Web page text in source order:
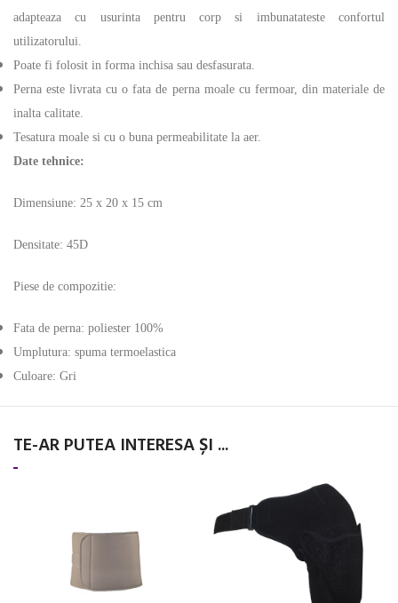
adapteaza cu usurinta pentru corp si imbunatateste confortul
utilizatorului.
Poate fi folosit in forma inchisa sau desfasurata.
Perna este livrata cu o fata de perna moale cu fermoar, din materiale de
inalta calitate.
Tesatura moale si cu o buna permeabilitate la aer.
Date tehnice:
Dimensiune: 25 x 20 x 15 cm
Densitate: 45D
Piese de compozitie:
Fata de perna: poliester 100%
Umplutura: spuma termoelastica
Culoare: Gri
TE-AR PUTEA INTERESA ȘI ...